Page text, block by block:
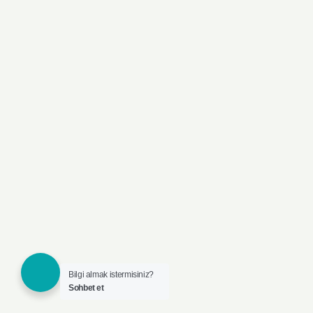
Bilgi almak istermisiniz?
Sohbet et